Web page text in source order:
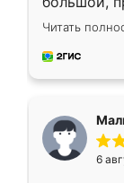
Ждал
руками.
Читать
6